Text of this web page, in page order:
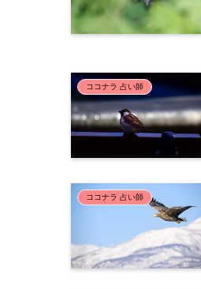
ココナラ 占い師
ココナラ 占い師